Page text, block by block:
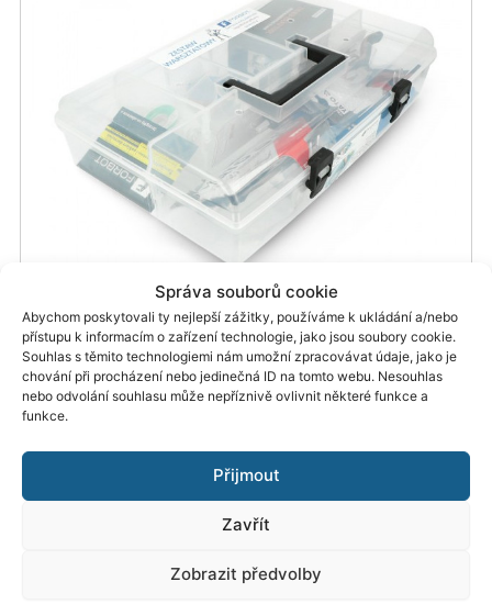
Správa souborů cookie
Abychom poskytovali ty nejlepší zážitky, používáme k ukládání a/nebo
přístupu k informacím o zařízení technologie, jako jsou soubory cookie.
Souhlas s těmito technologiemi nám umožní zpracovávat údaje, jako je
chování při procházení nebo jedinečná ID na tomto webu. Nesouhlas
nebo odvolání souhlasu může nepříznivě ovlivnit některé funkce a
funkce.
Přijmout
Zavřít
Zobrazit předvolby
Vybavení dílny v kufříku
Pokud však nemáte základní nářadí, můžete si objednat naše
základní dílenské vybavení, sadu nářadí, kterou doporučujeme
speciálně pro tento kurz. Mimo jiné zde najdete opletení,
můžete také přidat jednu z několika doporučených pájecích
stanic.